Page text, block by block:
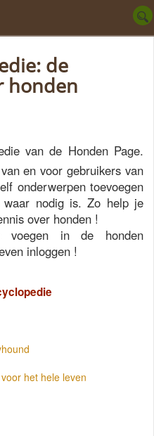
honden
van de Honden Page.
en voor gebruikers van
onderwerpen toevoegen
waar nodig is. Zo help je
over honden !
in de honden
inloggen !
het hele leven